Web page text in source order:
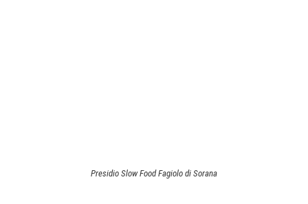
Presidio Slow Food Fagiolo di Sorana